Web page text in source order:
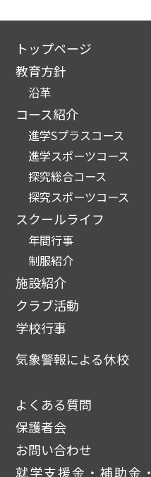
トップページ
教育方針
沿革
コース紹介
進学Sプラスコース
進学スポーツコース
探究総合コース
探究スポーツコース
スクールライフ
年間行事
制服紹介
施設紹介
クラブ活動
学校行事
気象警報による休校
よくある質問
保護者会
お問い合わせ
就学支援金・補助金・